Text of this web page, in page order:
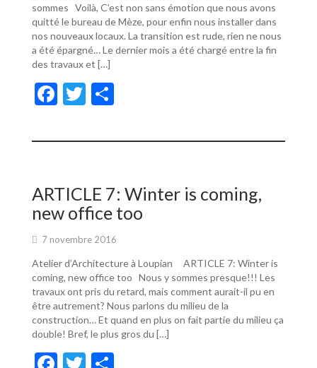
sommes Voilà, C’est non sans émotion que nous avons
quitté le bureau de Mèze, pour enfin nous installer dans
nos nouveaux locaux. La transition est rude, rien ne nous
a été épargné… Le dernier mois a été chargé entre la fin
des travaux et […]
F
e
o
o
k
T
itt ta
er
ARTICLE 7: Winter is coming,
new office too
7 novembre 2016
Atelier d’Architecture à Loupian ARTICLE 7: Winter is
coming, new office too Nous y sommes presque!!! Les
travaux ont pris du retard, mais comment aurait-il pu en
être autrement? Nous parlons du milieu de la
construction… Et quand en plus on fait partie du milieu ça
double! Bref, le plus gros du […]